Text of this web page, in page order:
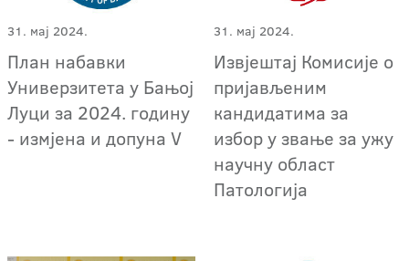
31. мај 2024.
План набавки
Универзитета у Бањој
Луци за 2024. годину
- измјена и допуна V
31. мај 2024.
Извјештај Комисије о
пријављеним
кандидатима за
избор у звање за ужу
научну област
Патологија